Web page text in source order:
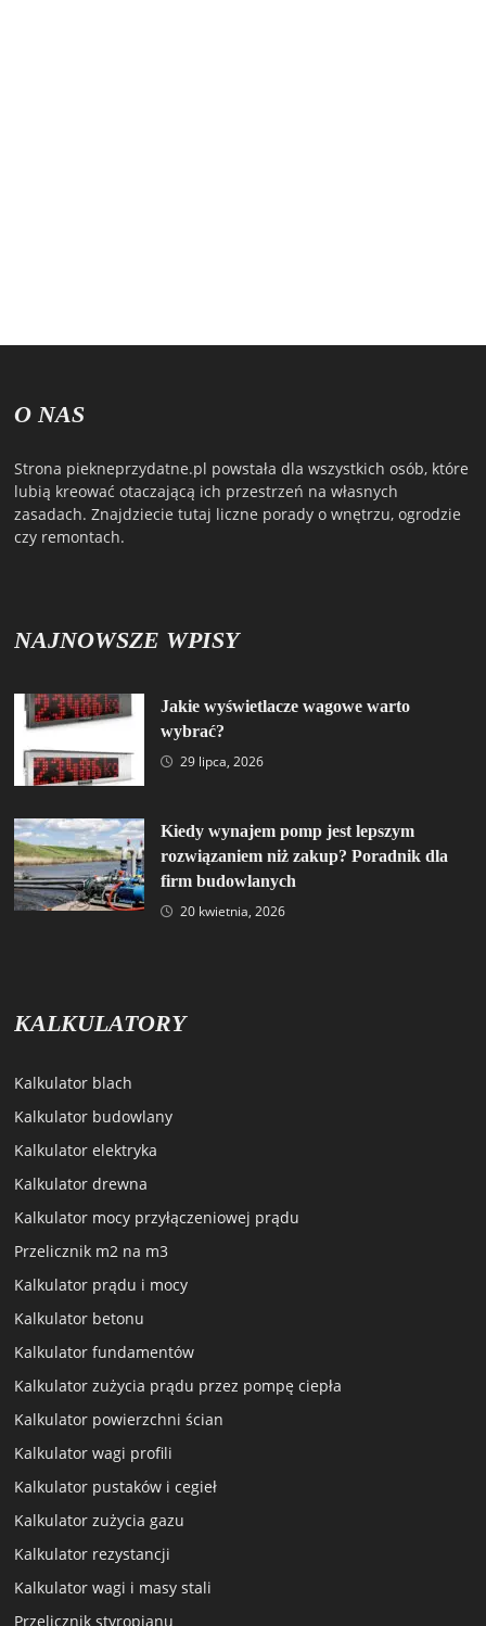
O NAS
Strona piekneprzydatne.pl powstała dla wszystkich osób, które
lubią kreować otaczającą ich przestrzeń na własnych
zasadach. Znajdziecie tutaj liczne porady o wnętrzu, ogrodzie
czy remontach.
NAJNOWSZE WPISY
Jakie wyświetlacze wagowe warto
wybrać?
29 lipca, 2026
Kiedy wynajem pomp jest lepszym
rozwiązaniem niż zakup? Poradnik dla
firm budowlanych
20 kwietnia, 2026
KALKULATORY
Kalkulator blach
Kalkulator budowlany
Kalkulator elektryka
Kalkulator drewna
Kalkulator mocy przyłączeniowej prądu
Przelicznik m2 na m3
Kalkulator prądu i mocy
Kalkulator betonu
Kalkulator fundamentów
Kalkulator zużycia prądu przez pompę ciepła
Kalkulator powierzchni ścian
Kalkulator wagi profili
Kalkulator pustaków i cegieł
Kalkulator zużycia gazu
Kalkulator rezystancji
Kalkulator wagi i masy stali
Przelicznik styropianu